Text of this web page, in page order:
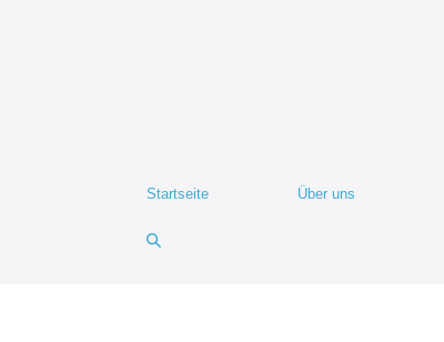
Startseite Über uns